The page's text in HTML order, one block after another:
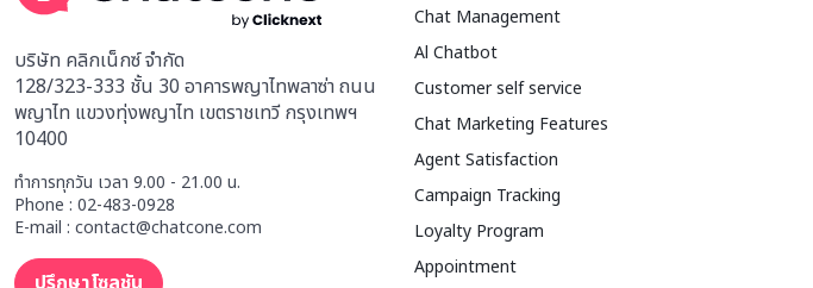
บริษัท คลิกเน็กซ์ จำกัด
128/323-333 ชั้น 30 อาคารพญาไทพลาซ่า ถนน
พญาไท แขวงทุ่งพญาไท เขตราชเทวี กรุงเทพฯ
10400
ทำการทุกวัน เวลา 9.00 - 21.00 น.
Phone : 02-483-0928
E-mail : contact@chatcone.com
Chat Management
Al Chatbot
Customer self service
Chat Marketing Features
Agent Satisfaction
Campaign Tracking
Loyalty Program
Appointment